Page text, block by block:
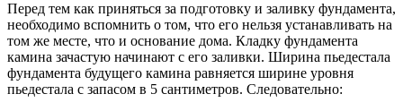
Перед тем как приняться за подготовку и заливку фундамента,
необходимо вспомнить о том, что его нельзя устанавливать на
том же месте, что и основание дома. Кладку фундамента
камина зачастую начинают с его заливки. Ширина пьедестала
фундамента будущего камина равняется ширине уровня
пьедестала с запасом в 5 сантиметров. Следовательно: